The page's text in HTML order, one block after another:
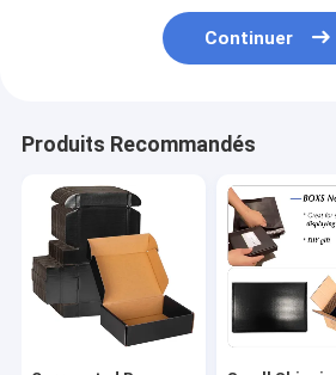
Continuer
Produits Recommandés